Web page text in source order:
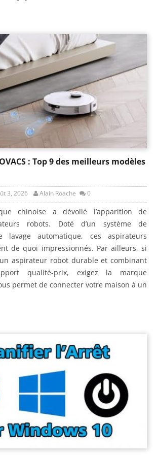
: Top 9 des meilleurs modèles
3, 2026 Alain Roache 0
chinoise a dévoilé l’apparition de
robots. Doté d’un système de
lavage automatique, ces aspirateurs
de quoi impressionnés. Par ailleurs, si
aspirateur robot durable et combinant
qualité-prix, exigez la marque
permet de connecter votre maison à un